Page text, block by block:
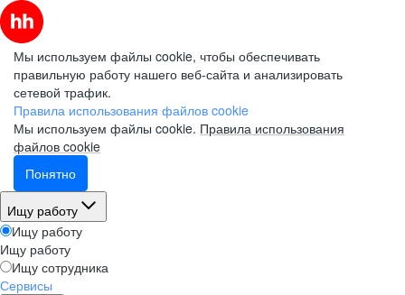
Мы используем файлы cookie, чтобы обеспечивать
правильную работу нашего веб-сайта и анализировать
сетевой трафик.
Правила использования файлов cookie
Мы используем файлы cookie. Правила использования
файлов cookie
Понятно
Ищу работу
Ищу работу
Ищу работу
Ищу сотрудника
Сервисы